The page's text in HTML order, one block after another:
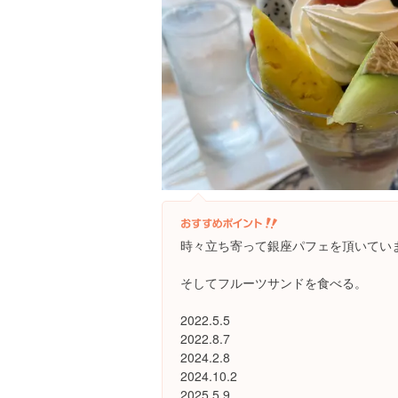
時々立ち寄って銀座パフェを頂いてい
そしてフルーツサンドを食べる。
2022.5.5
2022.8.7
2024.2.8
2024.10.2